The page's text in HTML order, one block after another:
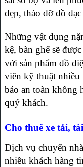
dẹp, tháo dỡ đồ
Những vật dụng
kệ, bàn ghế sẽ
với sản phẩm đồ
viên kỹ thuật nhiều
bảo an toàn không
quý khách.
Cho thuê xe tải,
Dịch vụ chuyển
nhiều khách hàng